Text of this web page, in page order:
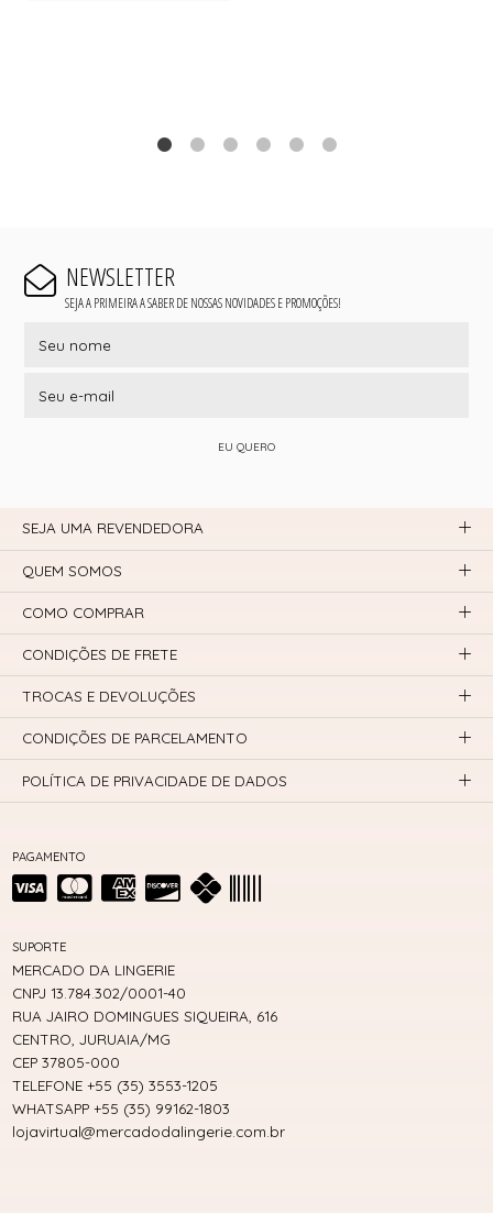
NEWSLETTER
SEJA A PRIMEIRA A SABER DE NOSSAS NOVIDADES E PROMOÇÕES!
EU QUERO
PAGAMENTO
SUPORTE
MERCADO DA LINGERIE
CNPJ 13.784.302/0001-40
RUA JAIRO DOMINGUES SIQUEIRA, 616
CENTRO, JURUAIA/MG
CEP 37805-000
TELEFONE +55 (35) 3553-1205
WHATSAPP +55 (35) 99162-1803
lojavirtual@mercadodalingerie.com.br
SEJA UMA REVENDEDORA
QUEM SOMOS
COMO COMPRAR
CONDIÇÕES DE FRETE
TROCAS E DEVOLUÇÕES
CONDIÇÕES DE PARCELAMENTO
POLÍTICA DE PRIVACIDADE DE DADOS